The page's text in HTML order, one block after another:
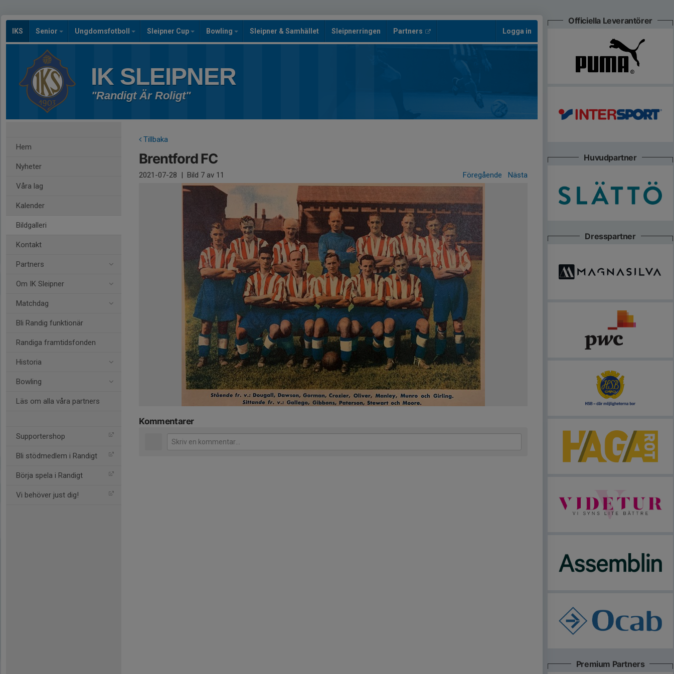
IKS Senior Ungdomsfotboll Sleipner Cup Bowling Sleipner & Samhället Sleipnerringen Partners Logga in
IK SLEIPNER
"Randigt Är Roligt"
Hem
Nyheter
Våra lag
Kalender
Bildgalleri
Kontakt
Partners
Om IK Sleipner
Matchdag
Bli Randig funktionär
Randiga framtidsfonden
Historia
Bowling
Läs om alla våra partners
Supportershop
Bli stödmedlem i Randigt
Börja spela i Randigt
Vi behöver just dig!
Tillbaka
Brentford FC
2021-07-28 | Bild 7 av 11 Föregående Nästa
Kommentarer
Officiella Leverantörer
Huvudpartner
Dresspartner
Premium Partners